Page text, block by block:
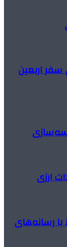
سفر اربعین
رسانه‌های